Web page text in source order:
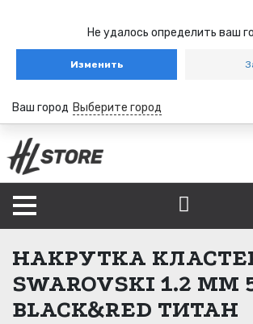
Не удалось определить ваш
Изменить
Ваш город Выберите город
НАКРУТКА
SWAROVSKI 1.2 ММ
BLACK&RED ТИТАН